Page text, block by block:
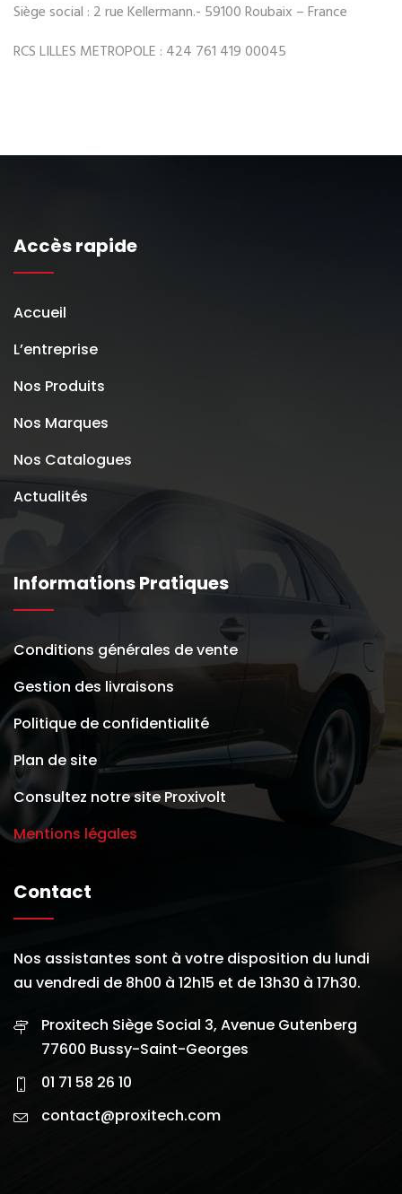
Siège social : 2 rue Kellermann.- 59100 Roubaix – France
RCS LILLES METROPOLE : 424 761 419 00045
Accès rapide
Accueil
L’entreprise
Nos Produits
Nos Marques
Nos Catalogues
Actualités
Informations Pratiques
Conditions générales de vente
Gestion des livraisons
Politique de confidentialité
Plan de site
Consultez notre site Proxivolt
Mentions légales
Contact
Nos assistantes sont à votre disposition du lundi
au vendredi de 8h00 à 12h15 et de 13h30 à 17h30.
Proxitech Siège Social 3, Avenue Gutenberg
77600 Bussy-Saint-Georges
01 71 58 26 10
contact@proxitech.com